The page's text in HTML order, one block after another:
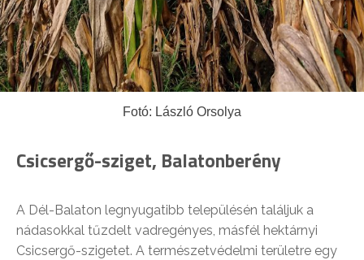
Fotó: László Orsolya
Csicsergő-sziget, Balatonberény
A Dél-Balaton legnyugatibb településén találjuk a
nádasokkal tűzdelt vadregényes, másfél hektárnyi
Csicsergő-szigetet. A természetvédelmi területre egy